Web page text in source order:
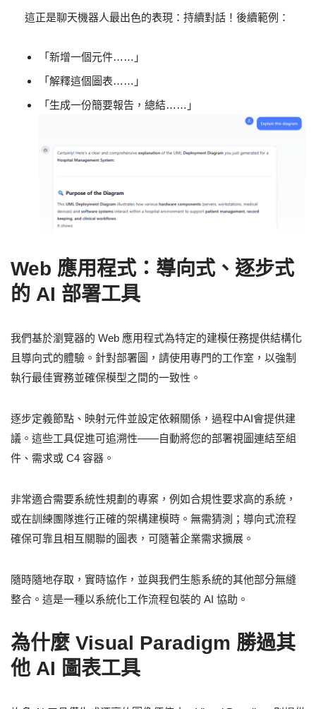
這正是聊天機器人最出色的表現：持續對話！後續範例：
「新增一個元件……」
「解釋這個圖表……」
「生成一份簡要報告，總結……」
Web 應用程式：導向式、逐步式
的 AI 部署工具
我們基於瀏覽器的 Web 應用程式為特定的建模任務提供結構化
且導向式的體驗。針對部署圖，請使用專門的工作室，以強制
執行最佳實務並確保模型之間的一致性。
逐步定義節點、映射元件並設定依賴關係，過程中AI會提供建
議。這些工具促進可追溯性——自動將您的部署視圖連結至組
件、需求或 C4 容器。
非常適合需要系統性規劃的專案，例如合規性要求高的系統，
或在訓練團隊進行正確的架構建模時。無需猜測；導向式流程
確保可靠且相互關聯的圖表，可隨著企業需求擴展。
隨時隨地存取，實時協作，並與我們生態系統的其他部分無縫
整合。這是一種以系統化工作流程包裝的 AI 協助。
為什麼 Visual Paradigm 勝過其
他 AI 圖表工具